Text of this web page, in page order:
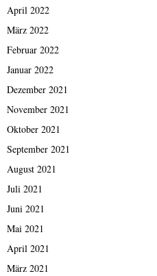
April 2022
März 2022
Februar 2022
Januar 2022
Dezember 2021
November 2021
Oktober 2021
September 2021
August 2021
Juli 2021
Juni 2021
Mai 2021
April 2021
März 2021